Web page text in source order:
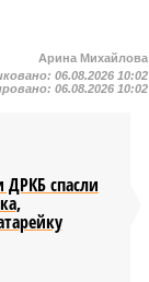
Арина Михайлова
06.08.2026 10:02
06.08.2026 10:02
ДРКБ спасли